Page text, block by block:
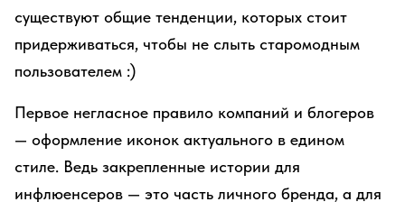
существуют общие тенденции, которых стоит
придерживаться, чтобы не слыть старомодным
пользователем :)
Первое негласное правило компаний и блогеров
— оформление иконок актуального в едином
стиле. Ведь закрепленные истории для
инфлюенсеров — это часть личного бренда, а для